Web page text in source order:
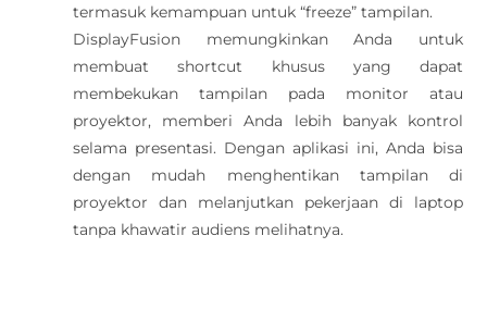
termasuk kemampuan untuk “freeze” tampilan.
DisplayFusion memungkinkan Anda untuk
membuat shortcut khusus yang dapat
membekukan tampilan pada monitor atau
proyektor, memberi Anda lebih banyak kontrol
selama presentasi. Dengan aplikasi ini, Anda bisa
dengan mudah menghentikan tampilan di
proyektor dan melanjutkan pekerjaan di laptop
tanpa khawatir audiens melihatnya.